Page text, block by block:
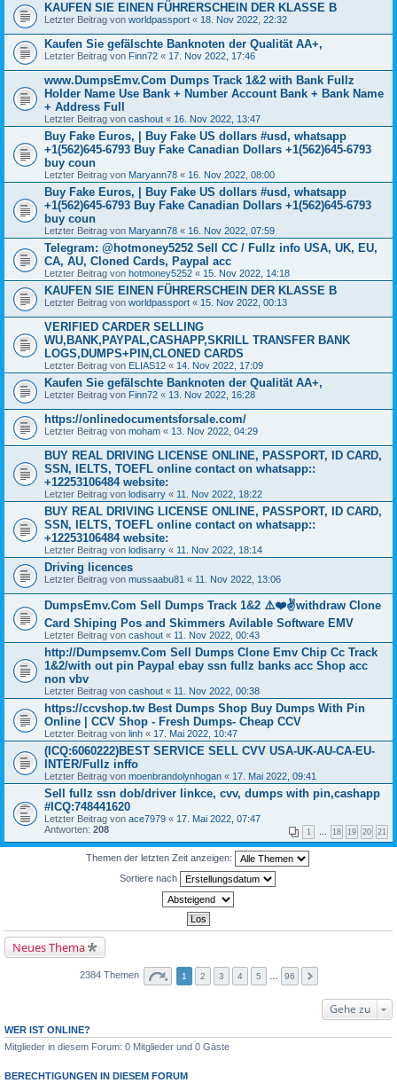
KAUFEN SIE EINEN FÜHRERSCHEIN DER KLASSE B
Letzter Beitrag von worldpassport « 18. Nov 2022, 22:32
Kaufen Sie gefälschte Banknoten der Qualität AA+,
Letzter Beitrag von Finn72 « 17. Nov 2022, 17:46
www.DumpsEmv.Com Dumps Track 1&2 with Bank Fullz
Holder Name Use Bank + Number Account Bank + Bank Name
+ Address Full
Letzter Beitrag von cashout « 16. Nov 2022, 13:47
Buy Fake Euros, | Buy Fake US dollars #usd, whatsapp
+1(562)645-6793 Buy Fake Canadian Dollars +1(562)645-6793
buy coun
Letzter Beitrag von Maryann78 « 16. Nov 2022, 08:00
Buy Fake Euros, | Buy Fake US dollars #usd, whatsapp
+1(562)645-6793 Buy Fake Canadian Dollars +1(562)645-6793
buy coun
Letzter Beitrag von Maryann78 « 16. Nov 2022, 07:59
Telegram: @hotmoney5252 Sell CC / Fullz info USA, UK, EU,
CA, AU, Cloned Cards, Paypal acc
Letzter Beitrag von hotmoney5252 « 15. Nov 2022, 14:18
KAUFEN SIE EINEN FÜHRERSCHEIN DER KLASSE B
Letzter Beitrag von worldpassport « 15. Nov 2022, 00:13
VERIFIED CARDER SELLING
WU,BANK,PAYPAL,CASHAPP,SKRILL TRANSFER BANK
LOGS,DUMPS+PIN,CLONED CARDS
Letzter Beitrag von ELIAS12 « 14. Nov 2022, 17:09
Kaufen Sie gefälschte Banknoten der Qualität AA+,
Letzter Beitrag von Finn72 « 13. Nov 2022, 16:28
https://onlinedocumentsforsale.com/
Letzter Beitrag von moham « 13. Nov 2022, 04:29
BUY REAL DRIVING LICENSE ONLINE, PASSPORT, ID CARD,
SSN, IELTS, TOEFL online contact on whatsapp::
+12253106484 website:
Letzter Beitrag von lodisarry « 11. Nov 2022, 18:22
BUY REAL DRIVING LICENSE ONLINE, PASSPORT, ID CARD,
SSN, IELTS, TOEFL online contact on whatsapp::
+12253106484 website:
Letzter Beitrag von lodisarry « 11. Nov 2022, 18:14
Driving licences
Letzter Beitrag von mussaabu81 « 11. Nov 2022, 13:06
DumpsEmv.Com Sell Dumps Track 1&2 ⚠️❤️✌withdraw Clone
Card Shiping Pos and Skimmers Avilable Software EMV
Letzter Beitrag von cashout « 11. Nov 2022, 00:43
http://Dumpsemv.Com Sell Dumps Clone Emv Chip Cc Track
1&2/with out pin Paypal ebay ssn fullz banks acc Shop acc
non vbv
Letzter Beitrag von cashout « 11. Nov 2022, 00:38
https://ccvshop.tw Best Dumps Shop Buy Dumps With Pin
Online | CCV Shop - Fresh Dumps- Cheap CCV
Letzter Beitrag von linh « 17. Mai 2022, 10:47
(ICQ:6060222)BEST SERVICE SELL CVV USA-UK-AU-CA-EU-
INTER/Fullz inffo
Letzter Beitrag von moenbrandolynhogan « 17. Mai 2022, 09:41
Sell fullz ssn dob/driver linkce, cvv, dumps with pin,cashapp
#ICQ:748441620
Letzter Beitrag von ace7979 « 17. Mai 2022, 07:47
Antworten: 208 1 … 18 19 20 21
Themen der letzten Zeit anzeigen:
Sortiere nach
Neues Thema
2384 Themen 1 2 3 4 5 96
Gehe zu
WER IST ONLINE?
Mitglieder in diesem Forum: 0 Mitglieder und 0 Gäste
BERECHTIGUNGEN IN DIESEM FORUM